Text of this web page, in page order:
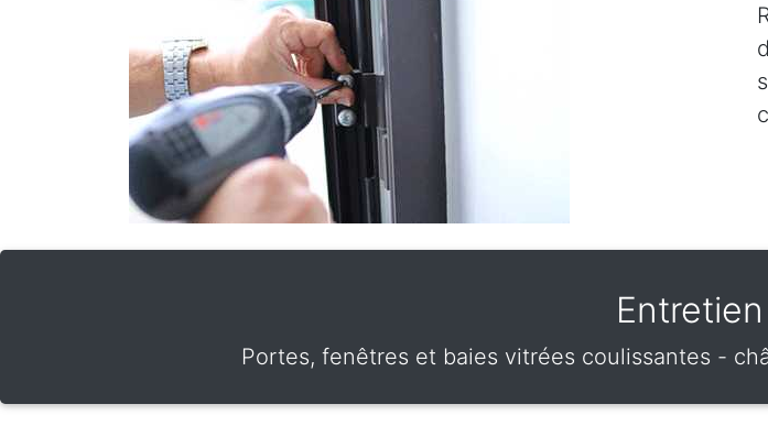
Portes, fenêtres et baies vitrées coulissantes -